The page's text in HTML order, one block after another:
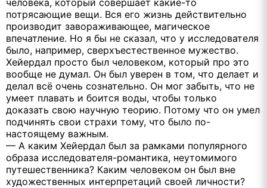
потрясающие вещи. Вся его жизнь действительно
производит завораживающее, магическое
впечатление. Но я бы не сказал, что у исследователя
было, например, сверхъестественное мужество.
Хейердал просто был человеком, который про это
вообще не думал. Он был уверен в том, что делает и
делал всё очень сознательно. Он мог забыть, что не
умеет плавать и боится воды, чтобы только
доказать свою научную теорию. Потому что он умел
подчинять свои страхи тому, что было по-
настоящему важным.
— А каким Хейердал был за рамками популярного
образа исследователя-романтика, неутомимого
путешественника? Каким человеком он был вне
художественных интерпретаций своей личности?